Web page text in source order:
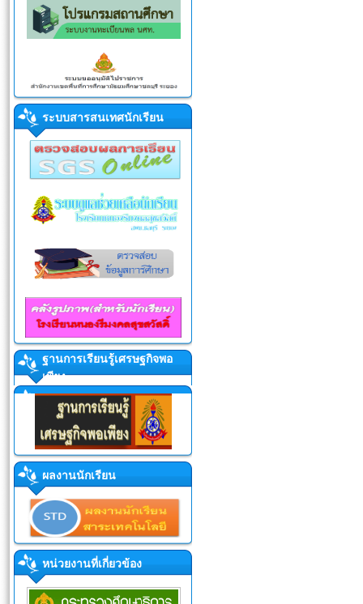
ระบบสารสนเทศนักเรียน
ฐานการเรียนรู้เศรษฐกิจพอ
เพียง
ผลงานนักเรียน
หน่วยงานที่เกี่ยวข้อง